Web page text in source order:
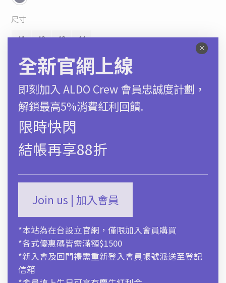
全新官網上線
即刻加入 ALDO Crew 會員忠誠度計劃，
解鎖最高5%消費紅利回饋.
限時快閃
結帳再享88折
Join us | 加入會員
*本站為在台設立官網，僅限加入會員購買
*各式優惠碼皆需滿額$1500
*新入會及回門禮需重新登入會員帳號派送至登記
信箱
尺寸
41 42 43 44
*官網特惠68折 *限時快閃 | 結帳再享88折
選擇選項
尺碼對照表
商品描述
運送及售後服務